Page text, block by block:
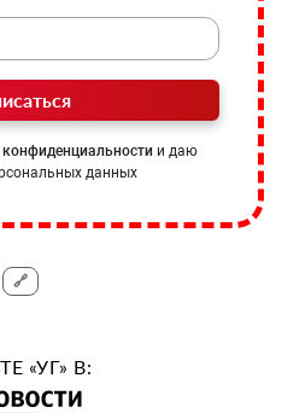
и даю
данных
🔗
«УГ» В: